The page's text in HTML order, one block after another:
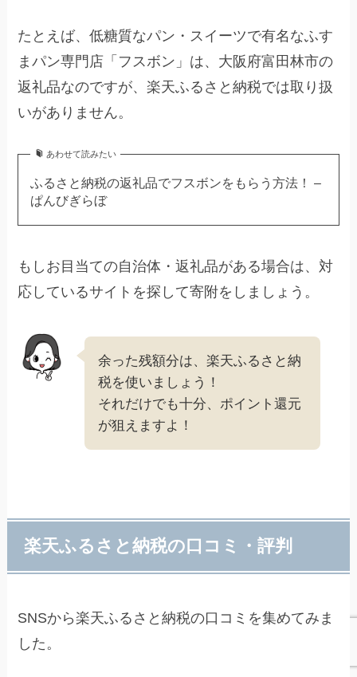
たとえば、低糖質なパン・スイーツで有名なふす
まパン専門店「フスボン」は、大阪府富田林市の
返礼品なのですが、楽天ふるさと納税では取り扱
いがありません。
あわせて読みたい
ふるさと納税の返礼品でフスボンをもらう方法！ –
ぱんびぎらぼ
もしお目当ての自治体・返礼品がある場合は、対
応しているサイトを探して寄附をしましょう。
余った残額分は、楽天ふるさと納
税を使いましょう！
それだけでも十分、ポイント還元
が狙えますよ！
楽天ふるさと納税の口コミ・評判
SNSから楽天ふるさと納税の口コミを集めてみま
した。